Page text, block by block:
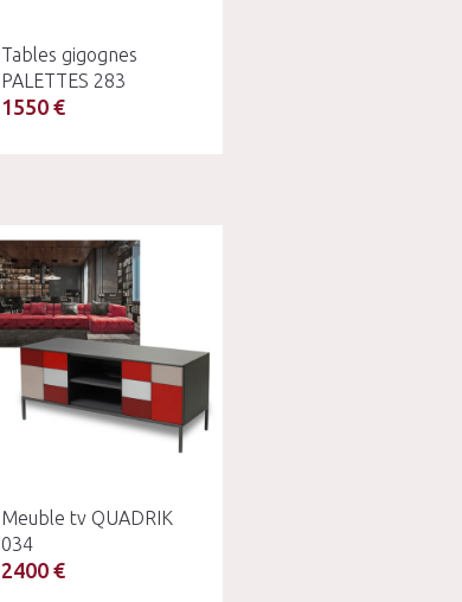
Tables gigognes
PALETTES 283
1550 €
Meuble tv QUADRIK
034
2400 €